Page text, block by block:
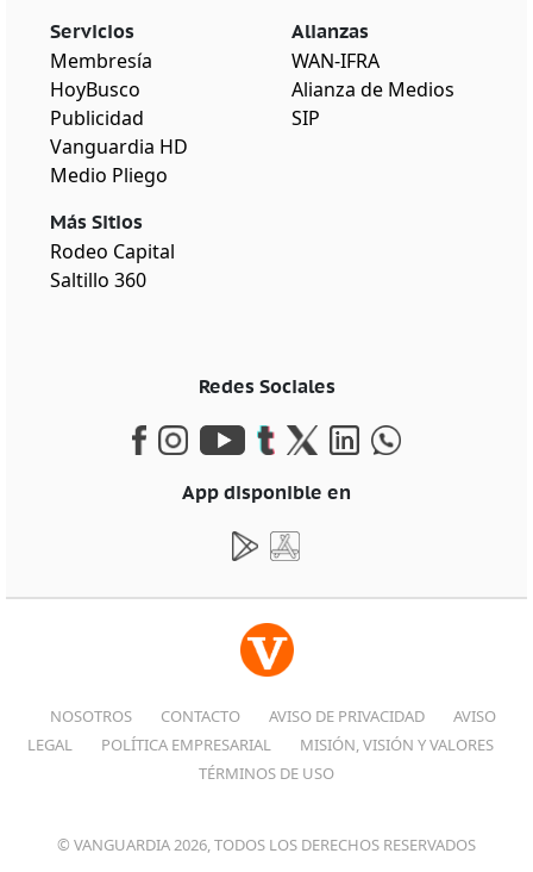
Servicios
Membresía
HoyBusco
Publicidad
Vanguardia HD
Medio Pliego
Más Sitios
Rodeo Capital
Saltillo 360
Alianzas
WAN-IFRA
Alianza de Medios
SIP
Redes Sociales
App disponible en
NOSOTROS CONTACTO AVISO DE PRIVACIDAD
AVISO
LEGAL
POLÍTICA EMPRESARIAL
MISIÓN, VISIÓN Y VALORES
TÉRMINOS DE USO
© VANGUARDIA 2026, TODOS LOS DERECHOS RESERVADOS